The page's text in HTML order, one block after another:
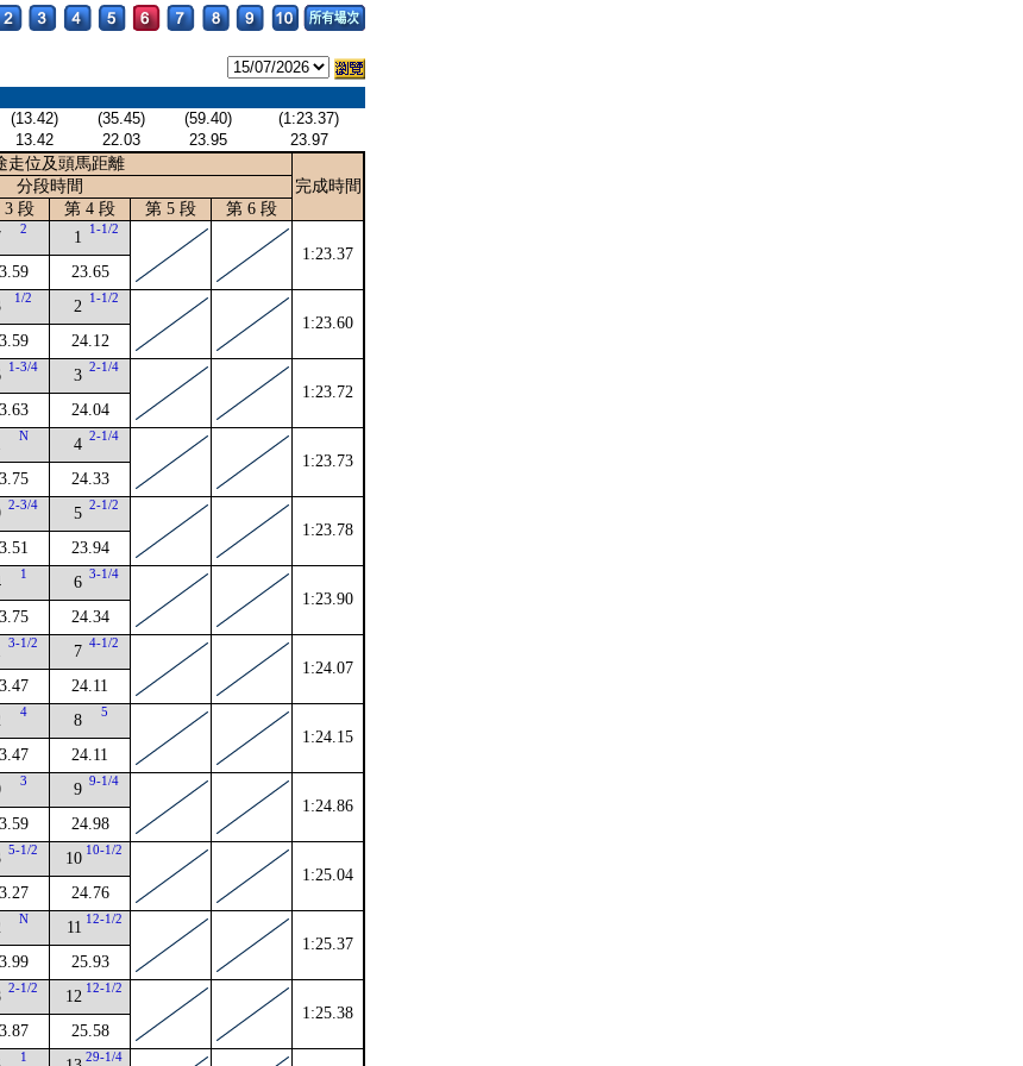
(13.42) (35.45) (59.40)
(1:23.37)
13.42 22.03 23.95
23.97
走位及頭馬距離
完成時間
分段時間
3 段 第 4 段 第 5 段 第 6 段
2 1 1-1/2
23.65
1:23.37
1/2 2 1-1/2
24.12
1:23.60
1-3/4 3 2-1/4
24.04
1:23.72
N 4 2-1/4
24.33
1:23.73
2-3/4 5 2-1/2
23.94
1:23.78
1 6 3-1/4
24.34
1:23.90
3-1/2 7 4-1/2
24.11
1:24.07
4 8 5
24.11
1:24.15
3 9 9-1/4
24.98
1:24.86
5-1/2 10 10-1/2
24.76
1:25.04
N 11 12-1/2
25.93
1:25.37
2-1/2 12 12-1/2
25.58
1:25.38
1 29-1/4